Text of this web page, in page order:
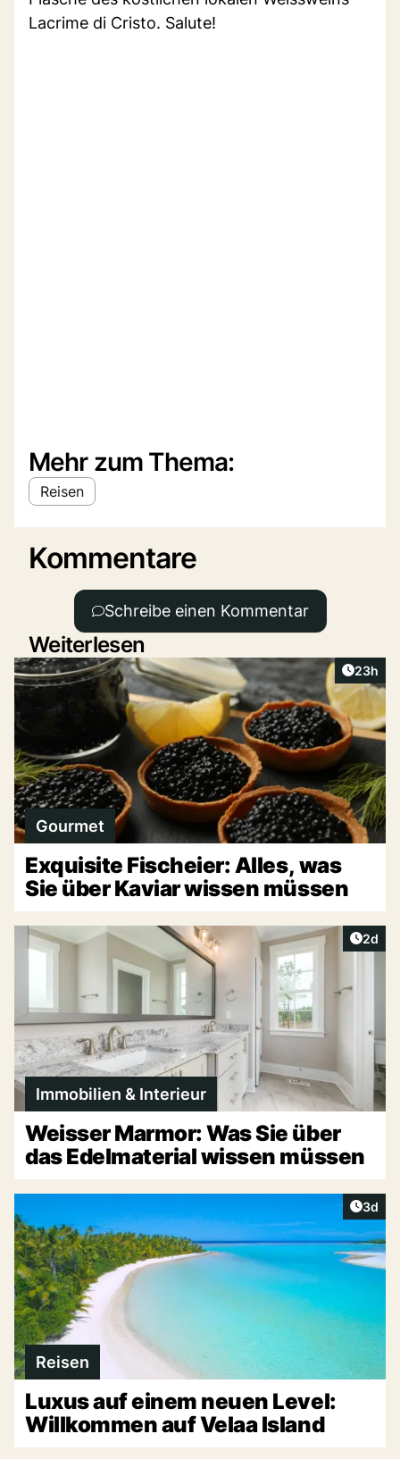
Lacrime di Cristo. Salute!
Mehr zum Thema:
Reisen
Kommentare
Schreibe einen Kommentar
Weiterlesen
Artikel
23h
Gourmet
Exquisite Fischeier: Alles, was
Sie über Kaviar wissen müssen
2d
Immobilien & Interieur
Weisser Marmor: Was Sie über
das Edelmaterial wissen müssen
3d
Reisen
Luxus auf einem neuen Level:
Willkommen auf Velaa Island